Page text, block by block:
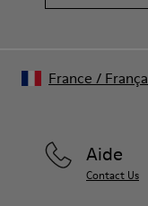
Aide
Contact Us
France /